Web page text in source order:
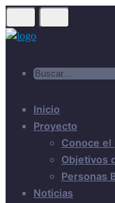
Skip
to
Inicio
Proyecto
Conoce el
Objetivos
Personas
Noticias